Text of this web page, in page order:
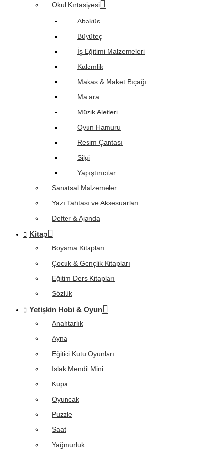
Okul Kırtasiyesi
Abaküs
Büyüteç
İş Eğitimi Malzemeleri
Kalemlik
Makas & Maket Bıçağı
Matara
Müzik Aletleri
Oyun Hamuru
Resim Çantası
Silgi
Yapıştırıcılar
Sanatsal Malzemeler
Yazı Tahtası ve Aksesuarları
Defter & Ajanda
Kitap
Boyama Kitapları
Çocuk & Gençlik Kitapları
Eğitim Ders Kitapları
Sözlük
Yetişkin Hobi & Oyun
Anahtarlık
Ayna
Eğitici Kutu Oyunları
Islak Mendil Mini
Kupa
Oyuncak
Puzzle
Saat
Yağmurluk